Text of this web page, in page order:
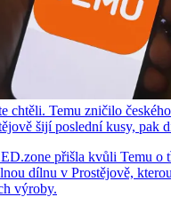
chtěli. Temu zničilo
šijí poslední kusy, pak
přišla kvůli Temu o
dílnu v Prostějově,
výroby.